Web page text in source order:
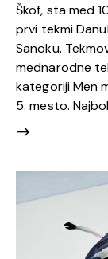
Škof, sta med
prvi tekmi
Sanoku.
mednarodne
kategoriji Men
5. mesto.